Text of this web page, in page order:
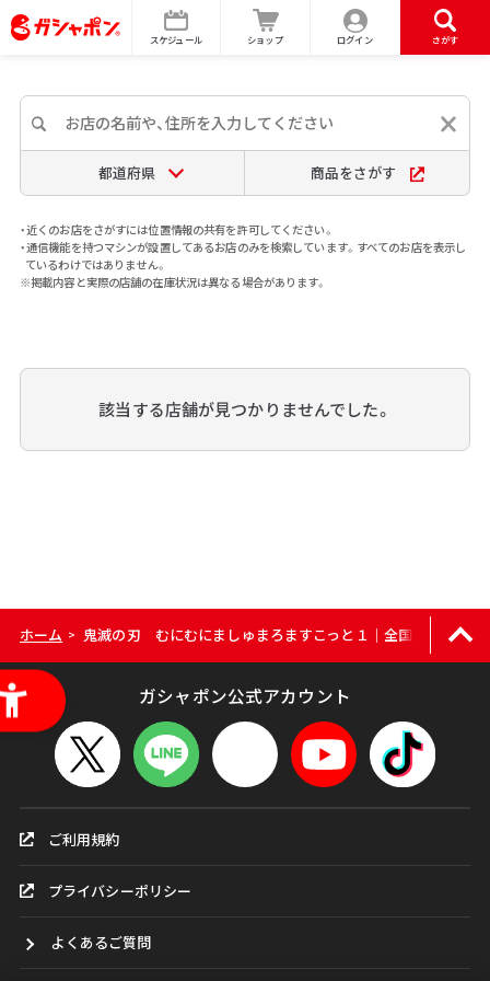
スケジュール ショップ ログイン さがす
都道府県 商品をさがす
・近くのお店をさがすには位置情報の共有を許可してください。
・通信機能を持つマシンが設置してあるお店のみを検索しています。すべてのお店を表示し
ているわけではありません。
※掲載内容と実際の店舗の在庫状況は異なる場合があります。
該当する店舗が見つかりませんでした。
ホーム > 鬼滅の刃 むにむにましゅまろますこっと１｜全国のお店をカ
ガシャポン公式アカウント
ご利用規約
プライバシーポリシー
よくあるご質問